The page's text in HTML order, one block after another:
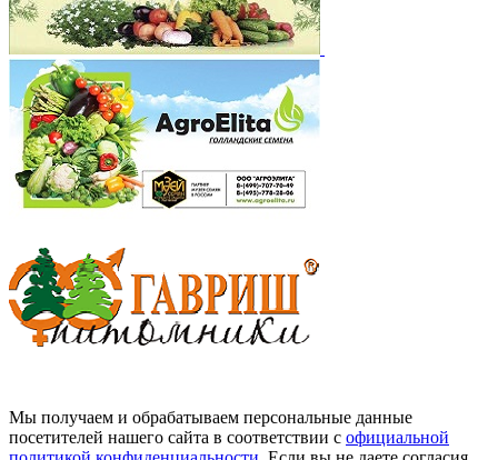
Мы получаем и обрабатываем персональные данные
посетителей нашего сайта в соответствии с официальной